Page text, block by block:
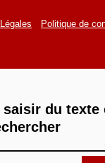
Politique de
saisir du texte